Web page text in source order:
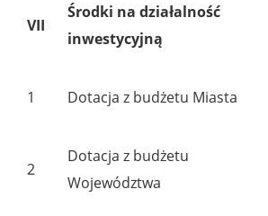
VII
Środki na działalność
inwestycyjną
1 Dotacja z budżetu Miasta
2
Dotacja z budżetu
Województwa